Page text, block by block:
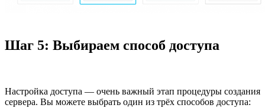
Шаг 5: Выбираем способ доступа
Настройка доступа — очень важный этап процедуры создания
сервера. Вы можете выбрать один из трёх способов доступа: